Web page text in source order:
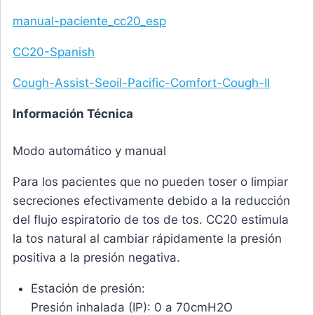
manual-paciente_cc20_esp
CC20-Spanish
Cough-Assist-Seoil-Pacific-Comfort-Cough-II
Información Técnica
Modo automático y manual
Para los pacientes que no pueden toser o limpiar
secreciones efectivamente debido a la reducción
del flujo espiratorio de tos de tos. CC20 estimula
la tos natural al cambiar rápidamente la presión
positiva a la presión negativa.
Estación de presión:
Presión inhalada (IP): 0 a 70cmH2O